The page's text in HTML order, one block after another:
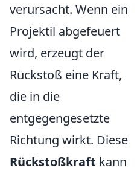
verursacht. Wenn ein
Projektil abgefeuert
wird, erzeugt der
Rückstoß eine Kraft,
die in die
entgegengesetzte
Richtung wirkt. Diese
Rückstoßkraft kann